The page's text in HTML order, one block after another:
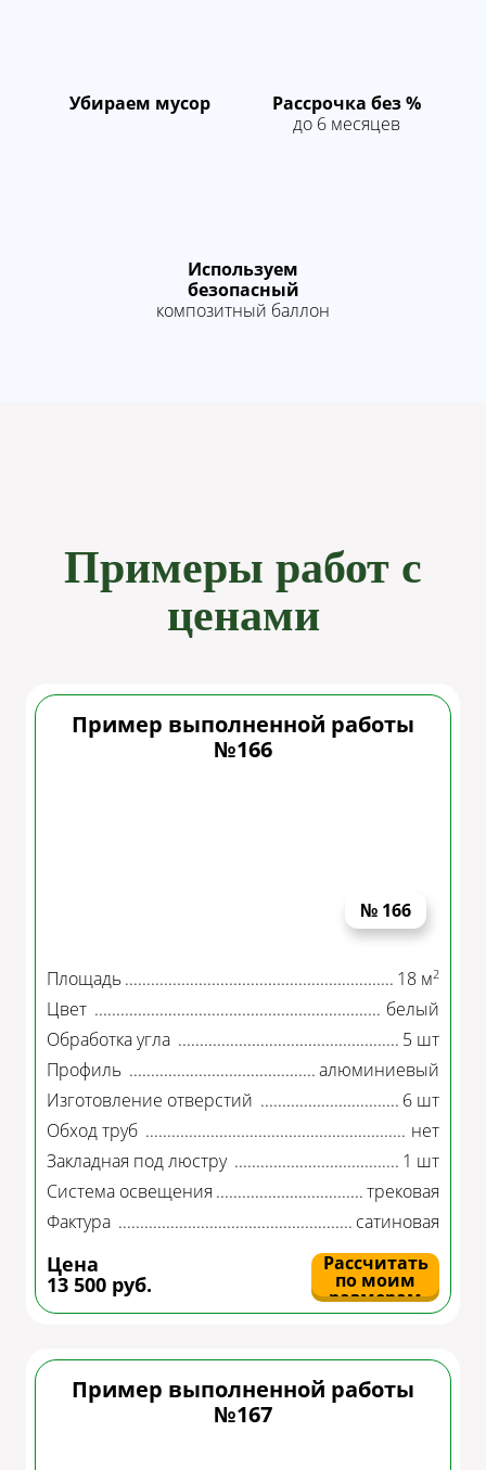
Нажми для участия в акции
Убираем мусор
Рассрочка без %
до 6 месяцев
Используем
безопасный
композитный баллон
Примеры работ с
ценами
Пример выполненной работы
№166
№ 166
Площадь 18 м2
Цвет
белый
Обработка угла
5 шт
Профиль
алюминиевый
Изготовление отверстий
6 шт
Обход труб
нет
Закладная под люстру
1 шт
Система освещения
трековая
Фактура
сатиновая
Цена
13 500 руб.
Рассчитать
по моим
размерам
Пример выполненной работы
№167